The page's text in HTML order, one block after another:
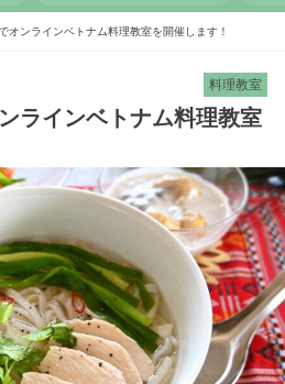
オンラインベトナム料理教室を開催します！
料理教室
ラインベトナム料理教室